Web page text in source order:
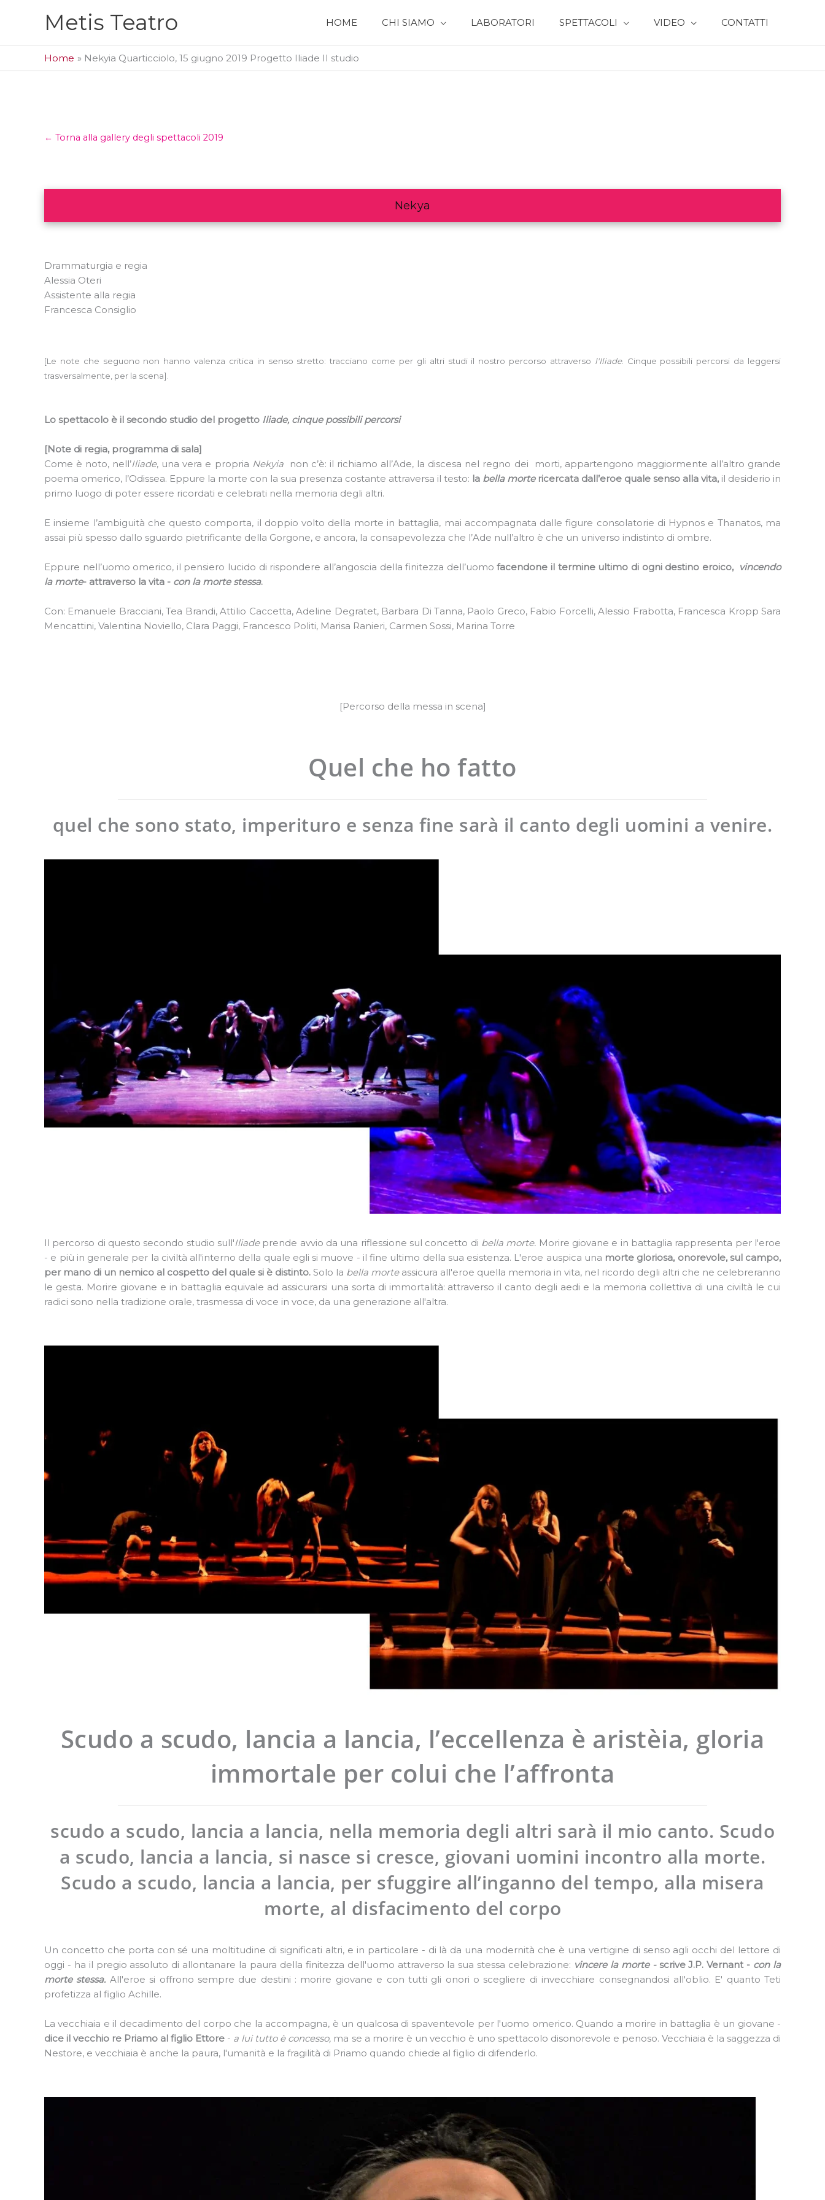
Metis Teatro HOME CHI SIAMO LABORATORI SPETTACOLI VIDEO CONTATTI
Home Nekyia Quarticciolo, 15 giugno 2019 Progetto Iliade II studio
← Torna alla gallery degli spettacoli 2019
Nekya
Drammaturgia e regia
Alessia Oteri
Assistente alla regia
Francesca Consiglio
[Le note che seguono non hanno valenza critica in senso stretto: tracciano come per gli altri studi il nostro percorso attraverso l'Iliade. Cinque possibili percorsi da leggersi
trasversalmente, per la scena].
Lo spettacolo è il secondo studio del progetto Iliade, cinque possibili percorsi
[Note di regia, programma di sala]
Come è noto, nell’Iliade, una vera e propria Nekyianon c’è: il richiamo all’Ade, la discesa nel regno dei morti, appartengono maggiormente all’altro grande
poema omerico, l’Odissea. Eppure la morte con la sua presenza costante attraversa il testo: la bella morte ricercata dall’eroe quale senso alla vita, il desiderio in
primo luogo di poter essere ricordati e celebrati nella memoria degli altri.
E insieme l’ambiguità che questo comporta, il doppio volto della morte in battaglia, mai accompagnata dalle figure consolatorie di Hypnos e Thanatos, ma
assai più spesso dallo sguardo pietrificante della Gorgone, e ancora, la consapevolezza che l’Ade null’altro è che un universo indistinto di ombre.
Eppure nell’uomo omerico, il pensiero lucido di rispondere all’angoscia della finitezza dell’uomo facendone il termine ultimo di ogni destino eroico, vincendo
la morte- attraverso la vita - con la morte stessa.
Con: Emanuele Bracciani, Tea Brandi, Attilio Caccetta, Adeline Degratet, Barbara Di Tanna, Paolo Greco, Fabio Forcelli, Alessio Frabotta, Francesca Kropp Sara
Mencattini, Valentina Noviello, Clara Paggi, Francesco Politi, Marisa Ranieri, Carmen Sossi, Marina Torre
[Percorso della messa in scena]
Quel che ho fatto
quel che sono stato, imperituro e senza fine sarà il canto degli uomini a venire.
Il percorso di questo secondo studio sull'Iliade prende avvio da una riflessione sul concetto di bella morte. Morire giovane e in battaglia rappresenta per l'eroe
- e più in generale per la civiltà all'interno della quale egli si muove - il fine ultimo della sua esistenza. L'eroe auspica una morte gloriosa, onorevole, sul campo,
per mano di un nemico al cospetto del quale si è distinto. Solo la bella morteassicura all'eroe quella memoria in vita, nel ricordo degli altri che ne celebreranno
le gesta. Morire giovane e in battaglia equivale ad assicurarsi una sorta di immortalità: attraverso il canto degli aedi e la memoria collettiva di una civiltà le cui
radici sono nella tradizione orale, trasmessa di voce in voce, da una generazione all'altra.
Scudo a scudo, lancia a lancia, l’eccellenza è aristèia, gloria
immortale per colui che l’affronta
scudo a scudo, lancia a lancia, nella memoria degli altri sarà il mio canto. Scudo
a scudo, lancia a lancia, si nasce si cresce, giovani uomini incontro alla morte.
Scudo a scudo, lancia a lancia, per sfuggire all’inganno del tempo, alla misera
morte, al disfacimento del corpo
Un concetto che porta con sé una moltitudine di significati altri, e in particolare - di là da una modernità che è una vertigine di senso agli occhi del lettore di
oggi - ha il pregio assoluto di allontanare la paura della finitezza dell'uomo attraverso la sua stessa celebrazione: vincere la morte - scrive J.P. Vernant - con la
morte stessa. All'eroe si offrono sempre due destini : morire giovane e con tutti gli onori o scegliere di invecchiare consegnandosi all'oblio. E' quanto Teti
profetizza al figlio Achille.
La vecchiaia e il decadimento del corpo che la accompagna, è un qualcosa di spaventevole per l'uomo omerico. Quando a morire in battaglia è un giovane -
dice il vecchio re Priamo al figlio Ettore - a lui tutto è concesso, ma se a morire è un vecchio è uno spettacolo disonorevole e penoso. Vecchiaia è la saggezza di
Nestore, e vecchiaia è anche la paura, l'umanità e la fragilità di Priamo quando chiede al figlio di difenderlo.